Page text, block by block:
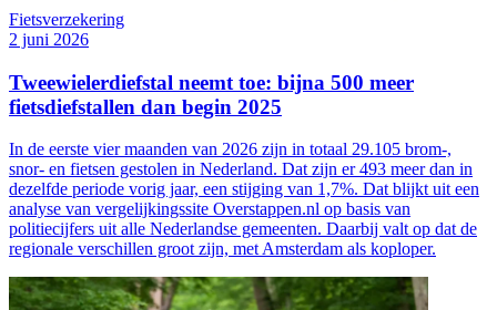
Fietsverzekering
2 juni 2026
Tweewielerdiefstal neemt toe: bijna 500 meer
fietsdiefstallen dan begin 2025
In de eerste vier maanden van 2026 zijn in totaal 29.105 brom-,
snor- en fietsen gestolen in Nederland. Dat zijn er 493 meer dan in
dezelfde periode vorig jaar, een stijging van 1,7%. Dat blijkt uit een
analyse van vergelijkingssite Overstappen.nl op basis van
politiecijfers uit alle Nederlandse gemeenten. Daarbij valt op dat de
regionale verschillen groot zijn, met Amsterdam als koploper.